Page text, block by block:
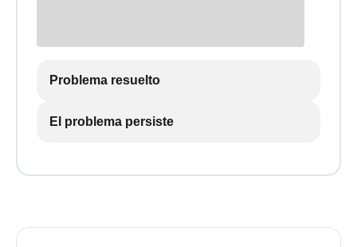
Problema resuelto
El problema persiste